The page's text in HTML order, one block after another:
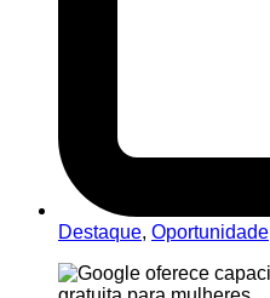
Destaque, Oportunidade